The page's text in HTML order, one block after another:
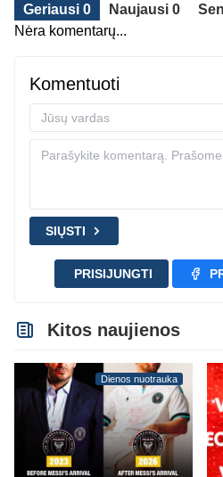
Geriausi 0 Naujausi 0
Nėra komentarų...
Komentuoti
SIŲSTI
PRISIJUNGTI
Kitos naujienos
Dienos nuotrauka